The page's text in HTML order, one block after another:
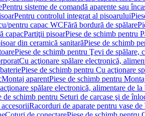
Pentru sisteme de comandă aparente sau
Pentru controlul integrat al pisoarului
pentru capac WCFără bordură de spălare
capacPartiţii pisoarPiese de schimb pentru
din ceramică sanitarăPiese de schimb
Piese de schimb pentru Ţevi de spălare,
Cu acţionare spălare electronică,
Piese de schimb pentru Cu acţionare
Montaj aparentPiese de schimb pentru
spălare electronică, alimentare de la
de schimb pentru Seturi de carcase şi de
Racorduri de aparate pentru vase